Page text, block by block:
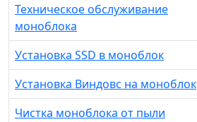
Техническое обслуживание
моноблока
Установка SSD в моноблок
Установка Виндовс на моноблок
Чистка моноблока от пыли